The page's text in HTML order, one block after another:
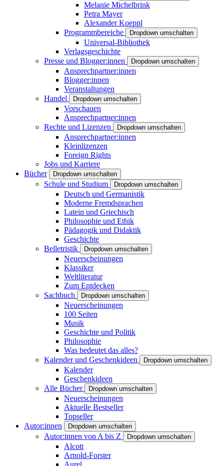
Melanie Michelbrink
Petra Mayer
Alexander Koeppl
Programmbereiche
Dropdown umschalten
Universal-Bibliothek
Verlagsgeschichte
Presse und Blogger:innen
Dropdown umschalten
Ansprechpartner:innen
Blogger:innen
Veranstaltungen
Handel
Dropdown umschalten
Vorschauen
Ansprechpartner:innen
Rechte und Lizenzen
Dropdown umschalten
Ansprechpartner:innen
Kleinlizenzen
Foreign Rights
Jobs und Karriere
Bücher
Dropdown umschalten
Schule und Studium Dropdown umschalten
Deutsch und Germanistik
Moderne Fremdsprachen
Latein und Griechisch
Philosophie und Ethik
Pädagogik und Didaktik
Geschichte
Belletristik
Dropdown umschalten
Neuerscheinungen
Klassiker
Weltliteratur
Zum Entdecken
Sachbuch
Dropdown umschalten
Neuerscheinungen
100 Seiten
Musik
Geschichte und Politik
Philosophie
Was bedeutet das alles?
Kalender und Geschenkideen
Dropdown umschalten
Kalender
Geschenkideen
Alle Bücher
Dropdown umschalten
Neuerscheinungen
Aktuelle Bestseller
Topseller
Autor:innen
Dropdown umschalten
Autor:innen von A bis Z Dropdown umschalten
Alcott
Arnold-Forster
Aurel